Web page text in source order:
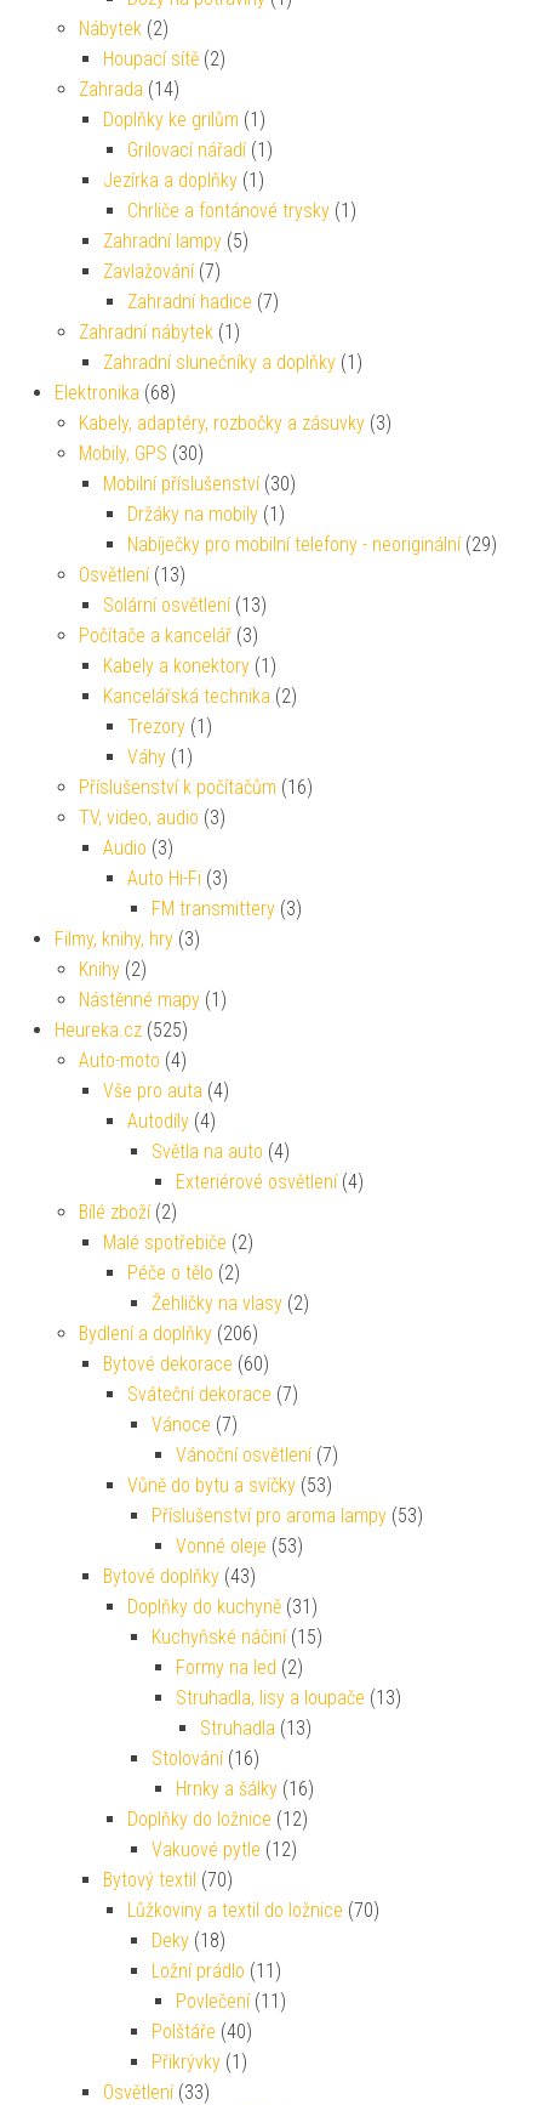
Nábytek (2)
Houpací sítě (2)
Zahrada (14)
Doplňky ke grilům (1)
Grilovací nářadí (1)
Jezírka a doplňky (1)
Chrliče a fontánové trysky (1)
Zahradní lampy (5)
Zavlažování (7)
Zahradní hadice (7)
Zahradní nábytek (1)
Zahradní slunečníky a doplňky (1)
Elektronika (68)
Kabely, adaptéry, rozbočky a zásuvky (3)
Mobily, GPS (30)
Mobilní příslušenství (30)
Držáky na mobily (1)
Nabíječky pro mobilní telefony - neoriginální (29)
Osvětlení (13)
Solární osvětlení (13)
Počítače a kancelář (3)
Kabely a konektory (1)
Kancelářská technika (2)
Trezory (1)
Váhy (1)
Příslušenství k počítačům (16)
TV, video, audio (3)
Audio (3)
Auto Hi-Fi (3)
FM transmittery (3)
Filmy, knihy, hry (3)
Knihy (2)
Nástěnné mapy (1)
Heureka.cz (525)
Auto-moto (4)
Vše pro auta (4)
Autodíly (4)
Světla na auto (4)
Exteriérové osvětlení (4)
Bílé zboží (2)
Malé spotřebiče (2)
Péče o tělo (2)
Žehličky na vlasy (2)
Bydlení a doplňky (206)
Bytové dekorace (60)
Sváteční dekorace (7)
Vánoce (7)
Vánoční osvětlení (7)
Vůně do bytu a svíčky (53)
Příslušenství pro aroma lampy (53)
Vonné oleje (53)
Bytové doplňky (43)
Doplňky do kuchyně (31)
Kuchyňské náčiní (15)
Formy na led (2)
Struhadla, lisy a loupače (13)
Struhadla (13)
Stolování (16)
Hrnky a šálky (16)
Doplňky do ložnice (12)
Vakuové pytle (12)
Bytový textil (70)
Lůžkoviny a textil do ložnice (70)
Deky (18)
Ložní prádlo (11)
Povlečení (11)
Polštáře (40)
Přikrývky (1)
Osvětlení (33)